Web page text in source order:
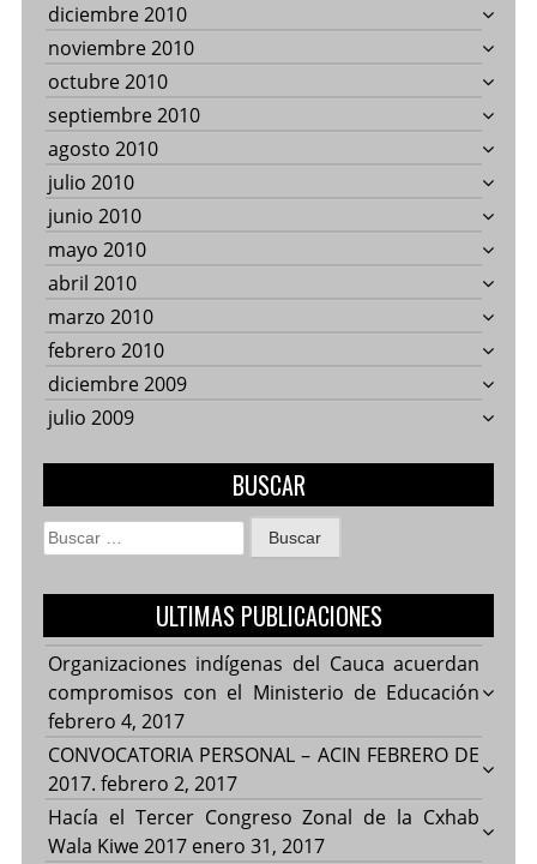
diciembre 2010
noviembre 2010
octubre 2010
septiembre 2010
agosto 2010
julio 2010
junio 2010
mayo 2010
abril 2010
marzo 2010
febrero 2010
diciembre 2009
julio 2009
BUSCAR
Buscar:
ULTIMAS PUBLICACIONES
Organizaciones indígenas del Cauca acuerdan
compromisos con el Ministerio de Educación
febrero 4, 2017
CONVOCATORIA PERSONAL – ACIN FEBRERO DE
2017. febrero 2, 2017
Hacía el Tercer Congreso Zonal de la Cxhab
Wala Kiwe 2017 enero 31, 2017